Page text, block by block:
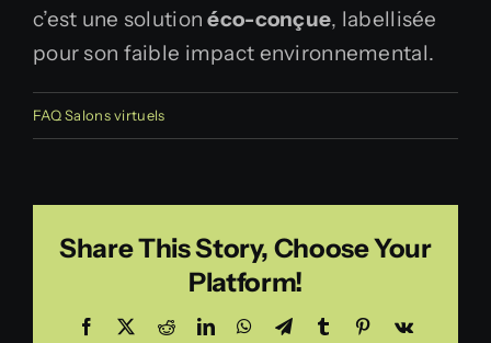
c’est une solutionéco-conçue, labellisée
pour son faible impact environnemental.
FAQ Salons virtuels
Share This Story, Choose Your
Platform!
Facebook RedditLinkedInWhatsApp
TelegramTumblr Pinterest
Vk